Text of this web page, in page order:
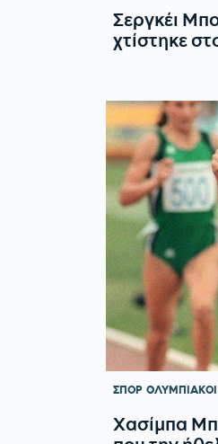
Σεργκέι
χτίστηκε
ΣΠΟΡ
Χασίμπα